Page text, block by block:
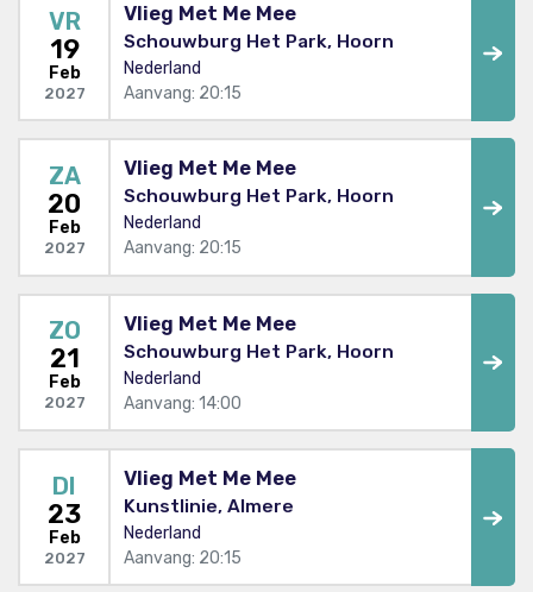
VR
19
Feb
2027
Vlieg Met Me Mee
Schouwburg Het Park, Hoorn
Nederland
Aanvang: 20:15
ZA
20
Feb
2027
Vlieg Met Me Mee
Schouwburg Het Park, Hoorn
Nederland
Aanvang: 20:15
ZO
21
Feb
2027
Vlieg Met Me Mee
Schouwburg Het Park, Hoorn
Nederland
Aanvang: 14:00
DI
23
Feb
2027
Vlieg Met Me Mee
Kunstlinie, Almere
Nederland
Aanvang: 20:15